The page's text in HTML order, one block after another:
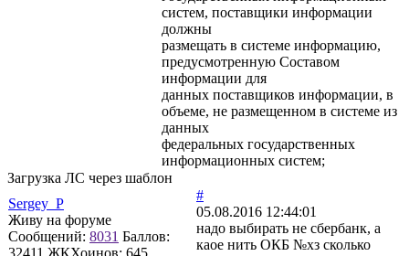
систем, поставщики информации
должны
размещать в системе информацию,
предусмотренную Составом
информации для
данных поставщиков информации, в
объеме, не размещенном в системе из
данных
федеральных государственных
информационных систем;
Загрузка ЛС через шаблон
Sergey_P
Живу на форуме
Сообщений: 8031 Баллов:
32411 ЖКХоинов: 645
#
05.08.2016 12:44:01
надо выбирать не сбербанк, а
каое нить ОКБ №хз сколько